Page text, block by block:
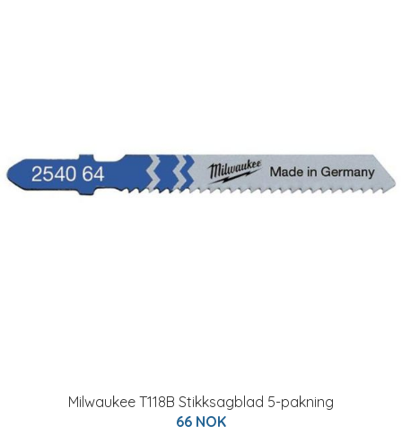
Milwaukee T118B Stikksagblad 5-pakning
66 NOK